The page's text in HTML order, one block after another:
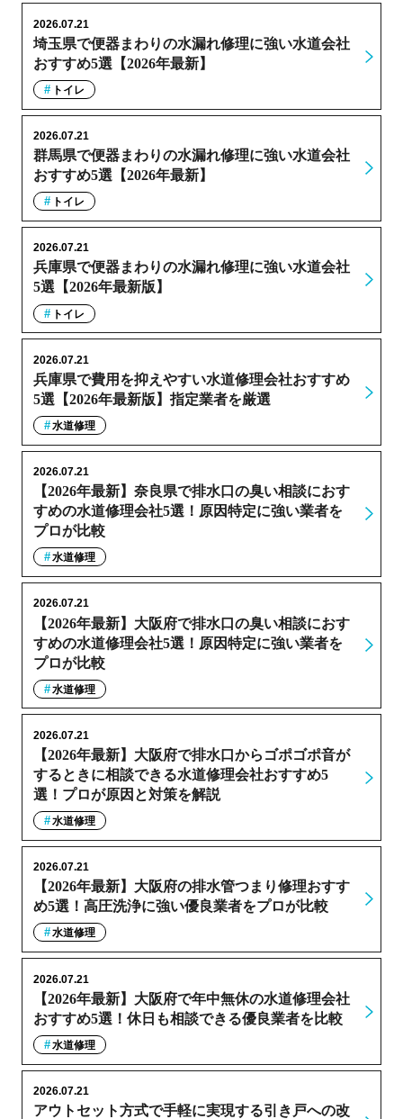
埼玉県で便器まわりの水漏れ修理に強い水道会社
おすすめ5選【2026年最新】
2026.07.21
トイレ
群馬県で便器まわりの水漏れ修理に強い水道会社
おすすめ5選【2026年最新】
2026.07.21
トイレ
兵庫県で便器まわりの水漏れ修理に強い水道会社
5選【2026年最新版】
2026.07.21
トイレ
兵庫県で費用を抑えやすい水道修理会社おすすめ
5選【2026年最新版】指定業者を厳選
2026.07.21
水道修理
【2026年最新】奈良県で排水口の臭い相談におす
すめの水道修理会社5選！原因特定に強い業者を
プロが比較
2026.07.21
水道修理
【2026年最新】大阪府で排水口の臭い相談におす
すめの水道修理会社5選！原因特定に強い業者を
プロが比較
2026.07.21
水道修理
【2026年最新】大阪府で排水口からゴポゴポ音が
するときに相談できる水道修理会社おすすめ5
選！プロが原因と対策を解説
2026.07.21
水道修理
【2026年最新】大阪府の排水管つまり修理おすす
め5選！高圧洗浄に強い優良業者をプロが比較
2026.07.21
水道修理
【2026年最新】大阪府で年中無休の水道修理会社
おすすめ5選！休日も相談できる優良業者を比較
2026.07.21
水道修理
アウトセット方式で手軽に実現する引き戸への改
2026.07.21